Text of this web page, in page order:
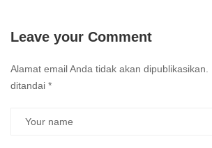
Leave your Comment
Alamat email Anda tidak akan dipublikasikan.
ditandai *